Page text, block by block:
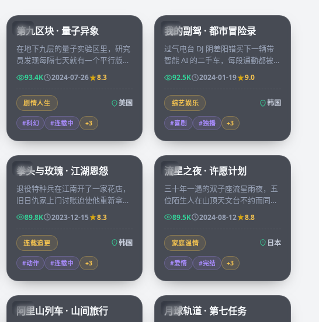
CN
第九区块 · 量子异象
在地下九层的量子实验区里，研究
员发现每隔七天就有一个平行版本
的自己出现在镜中，七个版本即将
相遇时，主时间线开始崩塌。
93.4K 2024-07-26 8.3
剧情人生 美国
#科幻 #连载中 +3
KR
我的副驾 · 都市冒险录
过气电台 DJ 阴差阳错买下一辆带
智能 AI 的二手车，每段通勤都被
AI 「指点人生」搅得鸡飞狗跳，最
后却也找回久违的勇气与心动。
92.5K 2024-01-19 9.0
综艺娱乐 韩国
#喜剧 #独播 +3
KR
99:48
拳头与玫瑰 · 江湖恩怨
退役特种兵在江南开了一家花店，
旧日仇家上门讨账迫使他重新拿起
拳头，每一束玫瑰背后都藏着一桩
未了的恩怨。
89.8K 2023-12-15 8.3
连载追更 韩国
#动作 #连载中 +3
JP
99:55
流星之夜 · 许愿计划
三十年一遇的双子座流星雨夜，五
位陌生人在山顶天文台不约而同许
下同一个心愿，第二天他们发现彼
此命运被无形丝线连接。
89.5K 2024-08-12 8.8
家庭温情 日本
#爱情 #完结 +3
TW
59:04
阿里山列车 · 山间旅行 CN
99:57
月球轨道 · 第七任务